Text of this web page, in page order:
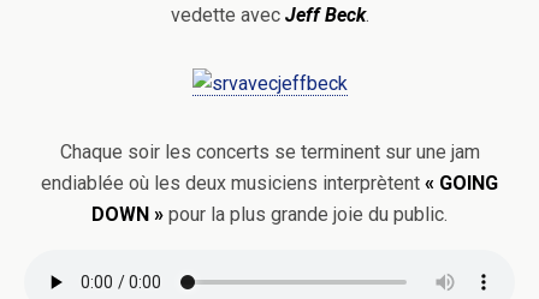
vedette avecJeff Beck.
Chaque soir les concerts se terminent sur une jam
endiablée où les deux musiciens interprètent « GOING
DOWN » pour la plus grande joie du public.